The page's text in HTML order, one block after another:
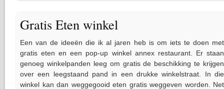
Gratis Eten winkel
Een van de ideeën die ik al jaren heb is om iets te doen met
gratis eten en een pop-up winkel annex restaurant. Er staan
genoeg winkelpanden leeg om gratis de beschikking te krijgen
over een leegstaand pand in een drukke winkelstraat. In die
winkel kan dan weggegooid eten gratis weggeven worden. Net